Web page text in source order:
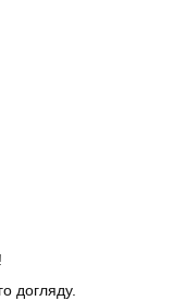
догляду.